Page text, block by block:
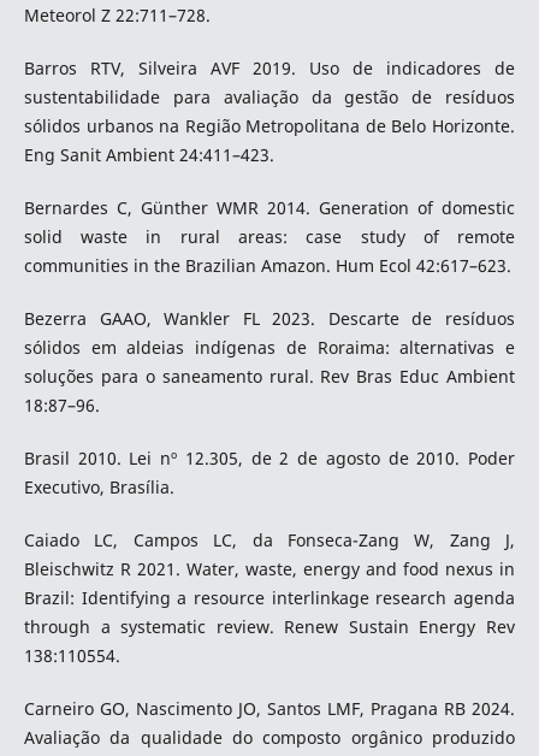
Meteorol Z 22:711–728.
Barros RTV, Silveira AVF 2019. Uso de indicadores de
sustentabilidade para avaliação da gestão de resíduos
sólidos urbanos na Região Metropolitana de Belo Horizonte.
Eng Sanit Ambient 24:411–423.
Bernardes C, Günther WMR 2014. Generation of domestic
solid waste in rural areas: case study of remote
communities in the Brazilian Amazon. Hum Ecol 42:617–623.
Bezerra GAAO, Wankler FL 2023. Descarte de resíduos
sólidos em aldeias indígenas de Roraima: alternativas e
soluções para o saneamento rural. Rev Bras Educ Ambient
18:87–96.
Brasil 2010. Lei nº 12.305, de 2 de agosto de 2010. Poder
Executivo, Brasília.
Caiado LC, Campos LC, da Fonseca-Zang W, Zang J,
Bleischwitz R 2021. Water, waste, energy and food nexus in
Brazil: Identifying a resource interlinkage research agenda
through a systematic review. Renew Sustain Energy Rev
138:110554.
Carneiro GO, Nascimento JO, Santos LMF, Pragana RB 2024.
Avaliação da qualidade do composto orgânico produzido